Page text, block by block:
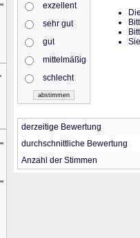
exzellent
sehr gut
gut
mittelmäßig
schlecht
derzeitige Bewertung
durchschnittliche Bewertung
Anzahl der Stimmen